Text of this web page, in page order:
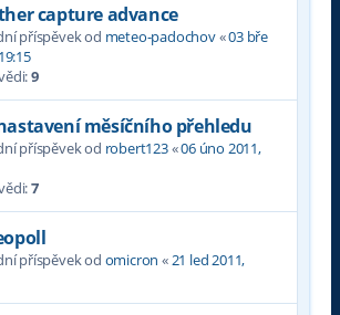
capture advance
příspěvek od meteo-padochov«03 bře
9
měsíčního přehledu
příspěvek od robert123«06 úno 2011,
7
příspěvek od omicron «21 led 2011,